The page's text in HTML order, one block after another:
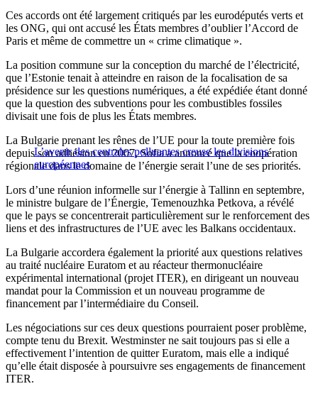
Ces accords ont été largement critiqués par les eurodéputés verts et
les ONG, qui ont accusé les États membres d’oublier l’Accord de
Paris et même de commettre un « crime climatique ».
La position commune sur la conception du marché de l’électricité,
que l’Estonie tenait à atteindre en raison de la focalisation de sa
présidence sur les questions numériques, a été expédiée étant donné
que la question des subventions pour les combustibles fossiles
divisait une fois de plus les États membres.
L’avenir des centrales polluantes creuse les divisions
européennes
La Bulgarie prenant les rênes de l’UE pour la toute première fois
depuis son adhésion en 2007, Sofia a annoncé que la coopération
régionale dans le domaine de l’énergie serait l’une de ses priorités.
Lors d’une réunion informelle sur l’énergie à Tallinn en septembre,
le ministre bulgare de l’Énergie, Temenouzhka Petkova, a révélé
que le pays se concentrerait particulièrement sur le renforcement des
liens et des infrastructures de l’UE avec les Balkans occidentaux.
La Bulgarie accordera également la priorité aux questions relatives
au traité nucléaire Euratom et au réacteur thermonucléaire
expérimental international (projet ITER), en dirigeant un nouveau
mandat pour la Commission et un nouveau programme de
financement par l’intermédiaire du Conseil.
Les négociations sur ces deux questions pourraient poser problème,
compte tenu du Brexit. Westminster ne sait toujours pas si elle a
effectivement l’intention de quitter Euratom, mais elle a indiqué
qu’elle était disposée à poursuivre ses engagements de financement
ITER.